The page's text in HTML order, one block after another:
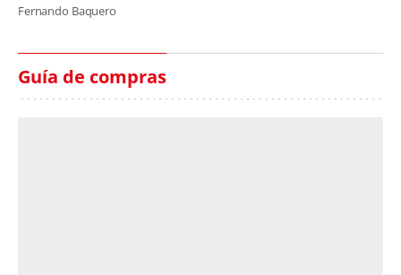
Fernando Baquero
Guía de compras